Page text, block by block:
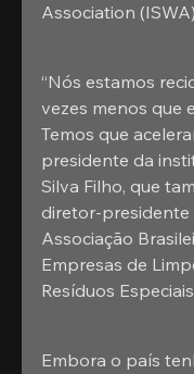
Association
“Nós estamos
vezes menos que
Temos que
presidente da
Silva Filho, que
diretor-presidente
Associação
Empresas de
Resíduos
Embora o país